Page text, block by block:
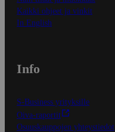
Kaikki ohjeet ja vinkit
In English
Info
S-Business yrityksille
Oiva-raportit
Osuuskauppojen yhteystiedot